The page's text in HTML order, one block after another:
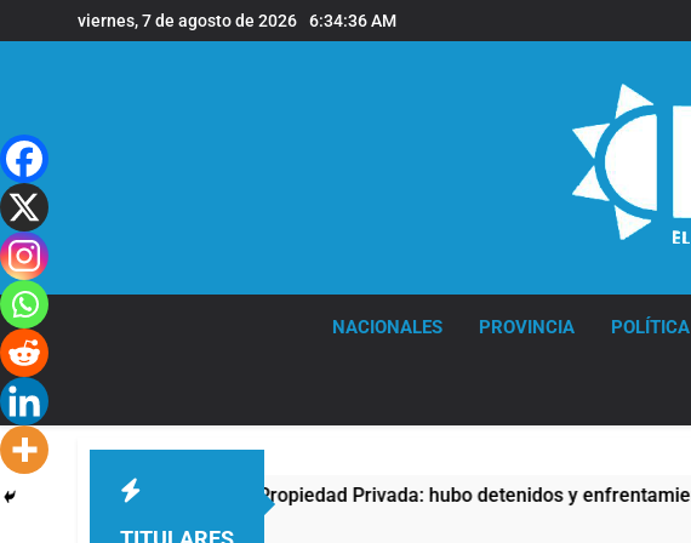
al
viernes, 7 de agosto de 2026 6:34:37 AM
NACIONALES PROVINCIA POLÍTICA
la Ley de Propiedad Privada: hubo detenidos y enfrentamientos